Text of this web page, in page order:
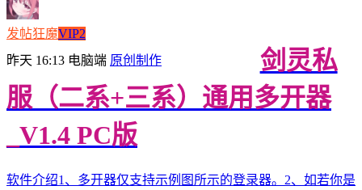
发帖狂魔VIP2
昨天 16:13 电脑端 原创制作
剑灵私
服（二系+三系）通用多开器
_V1.4 PC版
软件介绍1、多开器仅支持示例图所示的登录器。2、如若你是